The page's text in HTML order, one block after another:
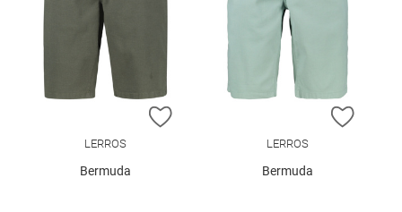
ZUR WUNSCHLISTE HINZUFÜGEN
LERROS
Bermuda
ZUR
LERROS
Bermuda